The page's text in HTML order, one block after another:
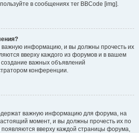
в сообщениях тег BBCode [img].
информацию, и вы должны прочесть их
вверху каждого из форумов и в вашем
важных объявлений
конференции.
важную информацию для форума, на
момент, и вы должны прочесть их по
вверху каждой страницы форума,